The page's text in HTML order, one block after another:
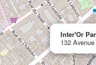
Inter'Or
132